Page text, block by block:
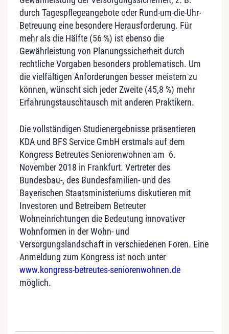
durch Tagespflegeangebote oder Rund-um-die-Uhr-
Betreuung eine besondere Herausforderung. Für
mehr als die Hälfte (56 %) ist ebenso die
Gewährleistung von Planungssicherheit durch
rechtliche Vorgaben besonders problematisch. Um
die vielfältigen Anforderungen besser meistern zu
können, wünscht sich jeder Zweite (45,8 %) mehr
Erfahrungstauschtausch mit anderen Praktikern.
Die vollständigen Studienergebnisse präsentieren
KDA und BFS Service GmbH erstmals auf dem
Kongress Betreutes Seniorenwohnen am 6.
November 2018 in Frankfurt. Vertreter des
Bundesbau-, des Bundesfamilien- und des
Bayerischen Staatsministeriums diskutieren mit
Investoren und Betreibern Betreuter
Wohneinrichtungen die Bedeutung innovativer
Wohnformen in der Wohn- und
Versorgungslandschaft in verschiedenen Foren. Eine
Anmeldung zum Kongress ist noch unter
www.kongress-betreutes-seniorenwohnen.de
möglich.